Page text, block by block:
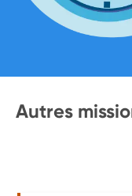
Autres